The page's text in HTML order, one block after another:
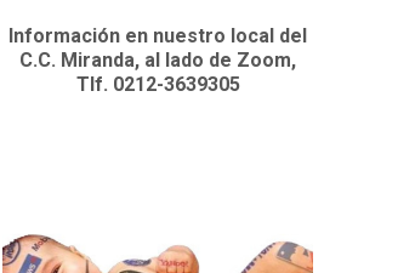
Información en nuestro local del
C.C. Miranda, al lado de Zoom,
Tlf. 0212-3639305